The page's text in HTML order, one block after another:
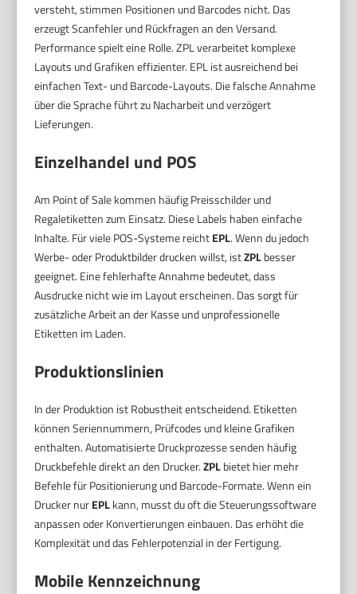
versteht, stimmen Positionen und Barcodes nicht. Das
erzeugt Scanfehler und Rückfragen an den Versand.
Performance spielt eine Rolle. ZPL verarbeitet komplexe
Layouts und Grafiken effizienter. EPL ist ausreichend bei
einfachen Text- und Barcode-Layouts. Die falsche Annahme
über die Sprache führt zu Nacharbeit und verzögert
Lieferungen.
Einzelhandel und POS
Am Point of Sale kommen häufig Preisschilder und
Regaletiketten zum Einsatz. Diese Labels haben einfache
Inhalte. Für viele POS-Systeme reichtEPL. Wenn du jedoch
Werbe- oder Produktbilder drucken willst, istZPLbesser
geeignet. Eine fehlerhafte Annahme bedeutet, dass
Ausdrucke nicht wie im Layout erscheinen. Das sorgt für
zusätzliche Arbeit an der Kasse und unprofessionelle
Etiketten im Laden.
Produktionslinien
In der Produktion ist Robustheit entscheidend. Etiketten
können Seriennummern, Prüfcodes und kleine Grafiken
enthalten. Automatisierte Druckprozesse senden häufig
Druckbefehle direkt an den Drucker.ZPLbietet hier mehr
Befehle für Positionierung und Barcode-Formate. Wenn ein
Drucker nurEPLkann, musst du oft die Steuerungssoftware
anpassen oder Konvertierungen einbauen. Das erhöht die
Komplexität und das Fehlerpotenzial in der Fertigung.
Mobile Kennzeichnung